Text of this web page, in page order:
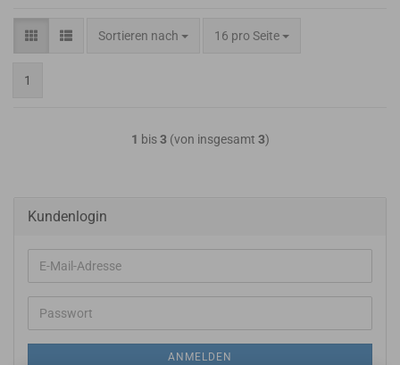
Sortieren nach
Sortieren nach 16 pro Seite
pro Seite
1
1 bis3(von insgesamt 3)
Kundenlogin
E-
Mail-
Adresse
Passwort
ANMELDEN